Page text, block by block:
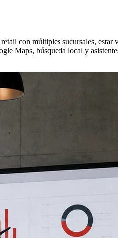
con múltiples sucursales, estar
Maps, búsqueda local y